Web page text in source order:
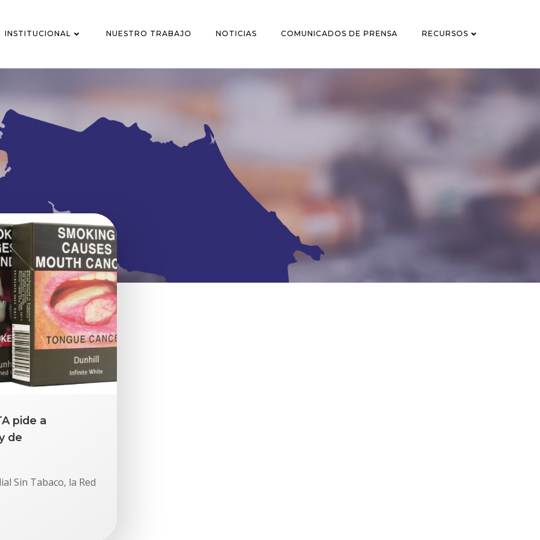
INSTITUCIONAL NUESTRO TRABAJO NOTICIAS COMUNICADOS DE PRENSA RECURSOS
pide a
de
Sin Tabaco, la Red